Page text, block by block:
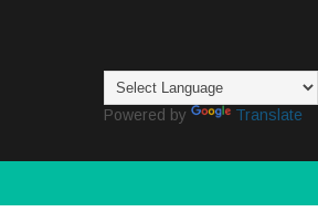
Powered by Translate